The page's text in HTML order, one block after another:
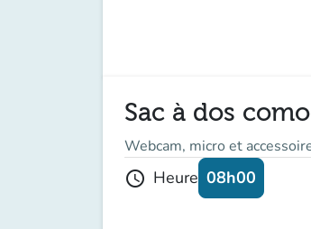
Sac à dos
Webcam, micro et
schedule Heure 08h00